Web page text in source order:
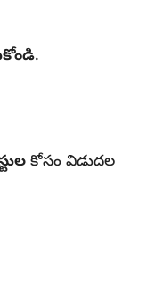
.
కోసం విడుదల